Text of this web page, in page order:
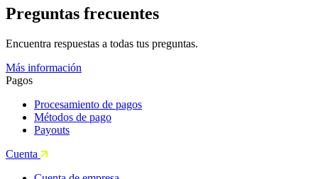
Preguntas frecuentes
Encuentra respuestas a todas tus preguntas.
Más información
Pagos
Procesamiento de pagos
Métodos de pago
Payouts
Cuenta